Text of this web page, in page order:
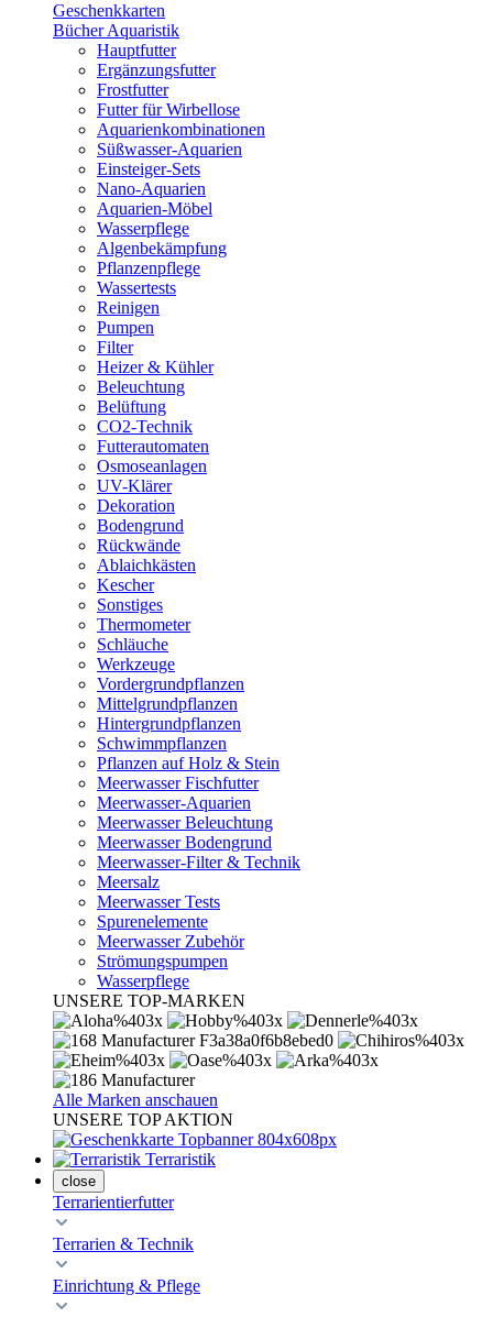
Geschenkkarten
Bücher Aquaristik
Hauptfutter
Ergänzungsfutter
Frostfutter
Futter für Wirbellose
Aquarienkombinationen
Süßwasser-Aquarien
Einsteiger-Sets
Nano-Aquarien
Aquarien-Möbel
Wasserpflege
Algenbekämpfung
Pflanzenpflege
Wassertests
Reinigen
Pumpen
Filter
Heizer & Kühler
Beleuchtung
Belüftung
CO2-Technik
Futterautomaten
Osmoseanlagen
UV-Klärer
Dekoration
Bodengrund
Rückwände
Ablaichkästen
Kescher
Sonstiges
Thermometer
Schläuche
Werkzeuge
Vordergrundpflanzen
Mittelgrundpflanzen
Hintergrundpflanzen
Schwimmpflanzen
Pflanzen auf Holz & Stein
Meerwasser Fischfutter
Meerwasser-Aquarien
Meerwasser Beleuchtung
Meerwasser Bodengrund
Meerwasser-Filter & Technik
Meersalz
Meerwasser Tests
Spurenelemente
Meerwasser Zubehör
Strömungspumpen
Wasserpflege
UNSERE TOP-MARKEN
Alle Marken anschauen
UNSERE TOP AKTION
Terraristik
close
Terrarientierfutter
Terrarien & Technik
Einrichtung & Pflege